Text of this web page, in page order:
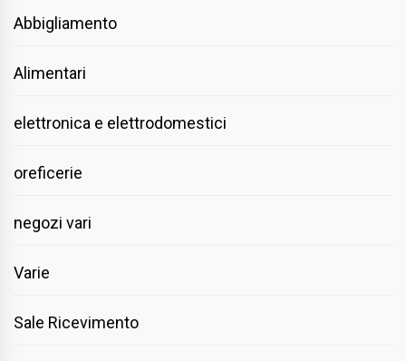
Abbigliamento
Alimentari
elettronica e elettrodomestici
oreficerie
negozi vari
Varie
Sale Ricevimento